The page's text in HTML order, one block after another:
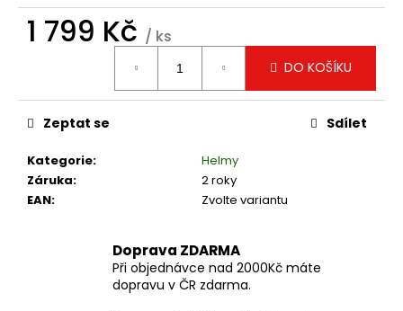
1 799 Kč / ks
DO KOŠÍKU
Kategorie:
Helmy
Záruka:
2 roky
EAN: Zvolte variantu
Zeptat se Sdílet
Doprava ZDARMA
Při objednávce nad 2000Kč máte
dopravu v ČR zdarma.
MUC-
OFF
NANO
MYCÍ
PROSTŘEDEK,
1LITR
324
Kč